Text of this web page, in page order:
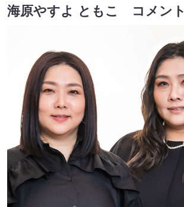
海原やすよ ともこ コメント